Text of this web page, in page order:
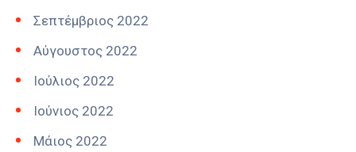
Σεπτέμβριος 2022
Αύγουστος 2022
Ιούλιος 2022
Ιούνιος 2022
Μάιος 2022